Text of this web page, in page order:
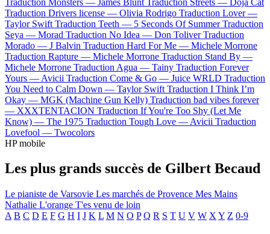
Traduction Drivers license — Olivia Rodrigo Traduction Lover —
Taylor Swift Traduction Teeth — 5 Seconds Of Summer Traduction
Seya — Morad Traduction No Idea — Don Toliver Traduction
Morado — J Balvin Traduction Hard For Me — Michele Morrone
Traduction Rapture — Michele Morrone Traduction Stand By —
Michele Morrone Traduction Agua — Tainy Traduction Forever
Yours — Avicii Traduction Come & Go — Juice WRLD Traduction
You Need to Calm Down — Taylor Swift Traduction I Think I’m
Okay — MGK (Machine Gun Kelly) Traduction bad vibes forever
— XXXTENTACION Traduction If You're Too Shy (Let Me
Know) — The 1975 Traduction Tough Love — Avicii Traduction
Lovefool — Twocolors
HP mobile
Les plus grands succès de Gilbert Becaud
Le pianiste de Varsovie Les marchés de Provence Mes Mains
Nathalie L'orange T'es venu de loin
A B C D E F G H I J K L M N O P Q R S T U V W X Y Z 0-9